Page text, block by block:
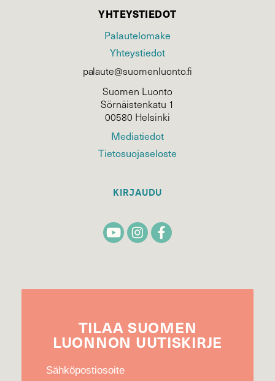
YHTEYSTIEDOT
Palautelomake
Yhteystiedot
palaute@suomenluonto.fi
Suomen Luonto
Sörnäistenkatu 1
00580 Helsinki
Mediatiedot
Tietosuojaseloste
KIRJAUDU
TILAA SUOMEN
LUONNON UUTIS­KIRJE
Sähköpostiosoite